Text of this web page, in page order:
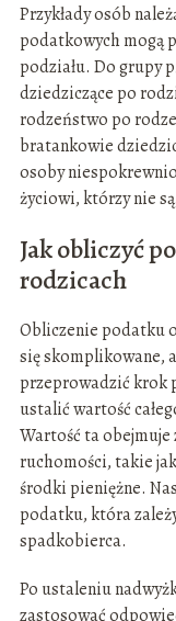
Przykłady osób
podatkowych mogą
podziału. Do grupy
dziedziczące po
rodzeństwo po
bratankowie
osoby
życiowi, którzy nie
Jak obliczyć
rodzicach
Obliczenie podatku
się skomplikowane,
przeprowadzić krok
ustalić wartość
Wartość ta
ruchomości, takie
środki pieniężne.
podatku, która
spadkobierca.
Po ustaleniu
zastosować